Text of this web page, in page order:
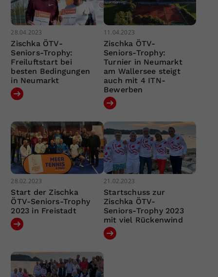
28.04.2023
Zischka ÖTV-
Seniors-Trophy:
Freiluftstart bei
besten Bedingungen
in Neumarkt
11.04.2023
Zischka ÖTV-
Seniors-Trophy:
Turnier in Neumarkt
am Wallersee steigt
auch mit 4 ITN-
Bewerben
28.02.2023
Start der Zischka
ÖTV-Seniors-Trophy
2023 in Freistadt
21.02.2023
Startschuss zur
Zischka ÖTV-
Seniors-Trophy 2023
mit viel Rückenwind